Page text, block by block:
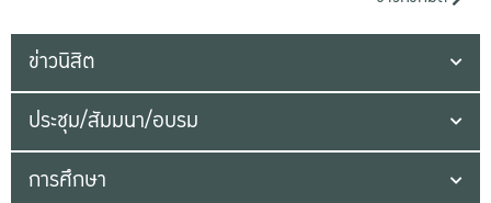
ข่าวนิสิต
ประชุม/สัมมนา/อบรม
การศึกษา